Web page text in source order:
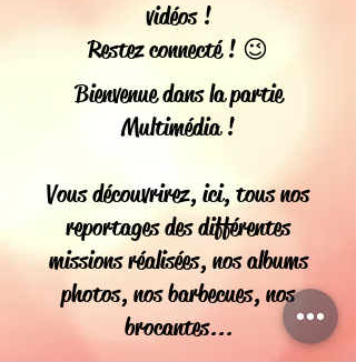
vidéos !
Restez connecté ! 😉
Bienvenue dans la partie
Multimédia !
Vous découvrirez, ici, tous nos
reportages des différentes
missions réalisées, nos albums
photos, nos barbecues, nos
brocantes...